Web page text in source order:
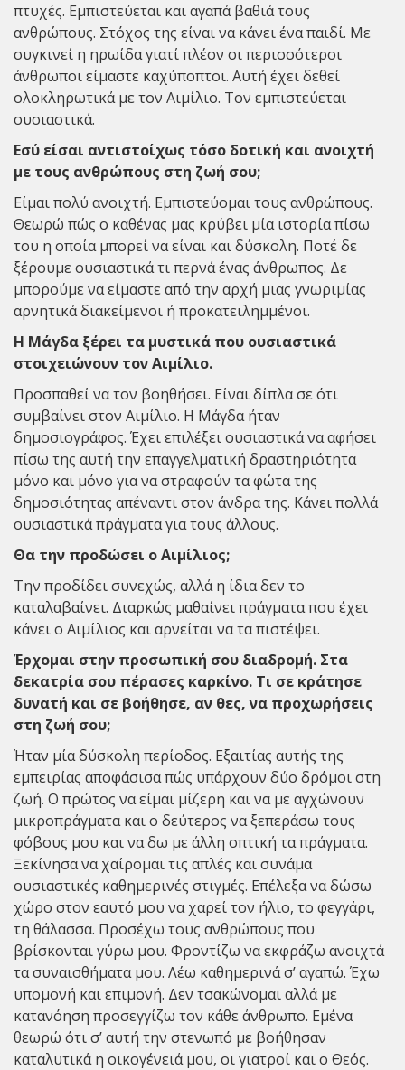
πτυχές. Εμπιστεύεται και αγαπά βαθιά τους
ανθρώπους. Στόχος της είναι να κάνει ένα παιδί. Με
συγκινεί η ηρωίδα γιατί πλέον οι περισσότεροι
άνθρωποι είμαστε καχύποπτοι. Αυτή έχει δεθεί
ολοκληρωτικά με τον Αιμίλιο. Τον εμπιστεύεται
ουσιαστικά.
Εσύ είσαι αντιστοίχως τόσο δοτική και ανοιχτή
με τους ανθρώπους στη ζωή σου;
Είμαι πολύ ανοιχτή. Εμπιστεύομαι τους ανθρώπους.
Θεωρώ πώς ο καθένας μας κρύβει μία ιστορία πίσω
του η οποία μπορεί να είναι και δύσκολη. Ποτέ δε
ξέρουμε ουσιαστικά τι περνά ένας άνθρωπος. Δε
μπορούμε να είμαστε από την αρχή μιας γνωριμίας
αρνητικά διακείμενοι ή προκατειλημμένοι.
Η Μάγδα ξέρει τα μυστικά που ουσιαστικά
στοιχειώνουν τον Αιμίλιο.
Προσπαθεί να τον βοηθήσει. Είναι δίπλα σε ότι
συμβαίνει στον Αιμίλιο. Η Μάγδα ήταν
δημοσιογράφος. Έχει επιλέξει ουσιαστικά να αφήσει
πίσω της αυτή την επαγγελματική δραστηριότητα
μόνο και μόνο για να στραφούν τα φώτα της
δημοσιότητας απέναντι στον άνδρα της. Κάνει πολλά
ουσιαστικά πράγματα για τους άλλους.
Θα την προδώσει ο Αιμίλιος;
Την προδίδει συνεχώς, αλλά η ίδια δεν το
καταλαβαίνει. Διαρκώς μαθαίνει πράγματα που έχει
κάνει ο Αιμίλιος και αρνείται να τα πιστέψει.
Έρχομαι στην προσωπική σου διαδρομή. Στα
δεκατρία σου πέρασες καρκίνο. Τι σε κράτησε
δυνατή και σε βοήθησε, αν θες, να προχωρήσεις
στη ζωή σου;
Ήταν μία δύσκολη περίοδος. Εξαιτίας αυτής της
εμπειρίας αποφάσισα πώς υπάρχουν δύο δρόμοι στη
ζωή. Ο πρώτος να είμαι μίζερη και να με αγχώνουν
μικροπράγματα και ο δεύτερος να ξεπεράσω τους
φόβους μου και να δω με άλλη οπτική τα πράγματα.
Ξεκίνησα να χαίρομαι τις απλές και συνάμα
ουσιαστικές καθημερινές στιγμές. Επέλεξα να δώσω
χώρο στον εαυτό μου να χαρεί τον ήλιο, το φεγγάρι,
τη θάλασσα. Προσέχω τους ανθρώπους που
βρίσκονται γύρω μου. Φροντίζω να εκφράζω ανοιχτά
τα συναισθήματα μου. Λέω καθημερινά σ’ αγαπώ. Έχω
υπομονή και επιμονή. Δεν τσακώνομαι αλλά με
κατανόηση προσεγγίζω τον κάθε άνθρωπο. Εμένα
θεωρώ ότι σ’ αυτή την στενωπό με βοήθησαν
καταλυτικά η οικογένειά μου, οι γιατροί και ο Θεός.